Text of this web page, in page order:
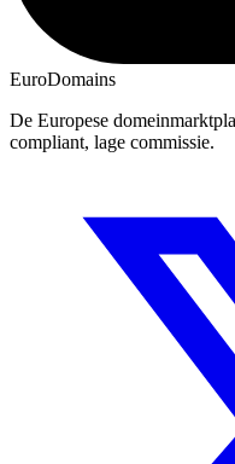
EuroDomains
De Europese
compliant, lage commissie.